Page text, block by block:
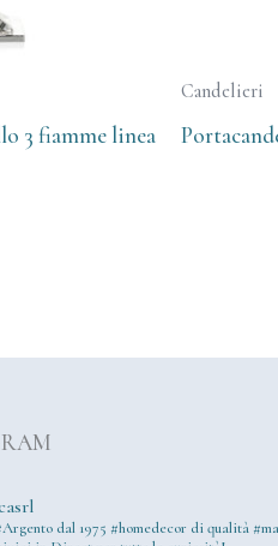
3 fiamme linea
Candelieri
dal 1975 #homedecor di qualità